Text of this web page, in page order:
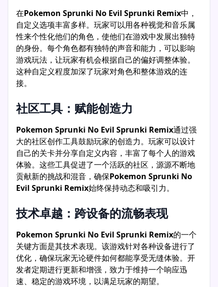
在Pokemon Sprunki No Evil Sprunki Remix中，
自定义选项丰富多样。玩家可以用各种视觉和音乐属
性来个性化他们的角色，使他们在游戏中发展出独特
的身份。每个角色都有独特的声音和能力，可以影响
游戏玩法，让玩家有机会根据自己的偏好调整体验。
这种自定义程度加深了玩家对角色和整体游戏的连
接。
社区工具：赋能创造力
Pokemon Sprunki No Evil Sprunki Remix通过强
大的社区创作工具鼓励玩家的创造力。玩家可以设计
自己的关卡并分享自定义内容，丰富了每个人的游戏
体验。这些工具促进了一个活跃的社区，源源不断地
贡献新的挑战和混音，确保Pokemon Sprunki No
Evil Sprunki Remix始终保持动态和吸引力。
技术卓越：跨设备的流畅表现
Pokemon Sprunki No Evil Sprunki Remix的一个
关键方面是其技术表现。该游戏针对各种设备进行了
优化，确保玩家无论硬件如何都能享受无缝体验。开
发者定期进行更新和增强，致力于维持一个响应迅
速、稳定的游戏环境，以满足玩家的期望。